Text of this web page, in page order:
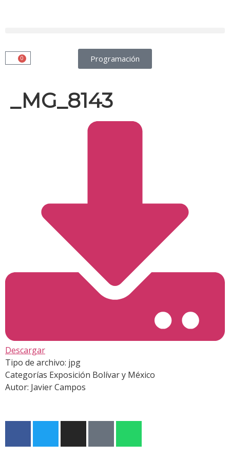
Programación
0
_MG_8143
Descargar
Tipo de archivo: jpg
Categorías Exposición Bolívar y México
Autor: Javier Campos